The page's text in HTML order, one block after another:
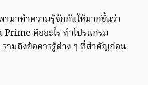
มาทำความรู้จักกันให้มากขึ้นว่า
คืออะไร ทำโปรแกรม
วมถึงข้อควรรู้ต่าง ๆ ที่สำคัญก่อน